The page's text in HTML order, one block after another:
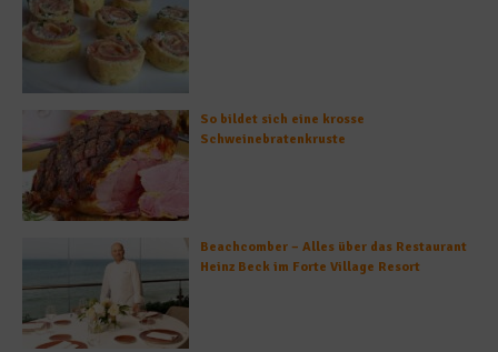
So bildet sich eine krosse
Schweinebratenkruste
Beachcomber – Alles über das Restaurant
Heinz Beck im Forte Village Resort